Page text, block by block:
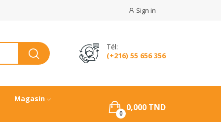
Sign in
Tél:
(+216) 55 656 356
Magasin
0,000 TND
0